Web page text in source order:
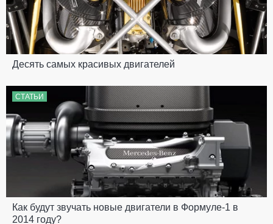
Десять самых красивых двигателей
СТАТЬИ
Как будут звучать новые двигатели в Формуле-1 в
2014 году?